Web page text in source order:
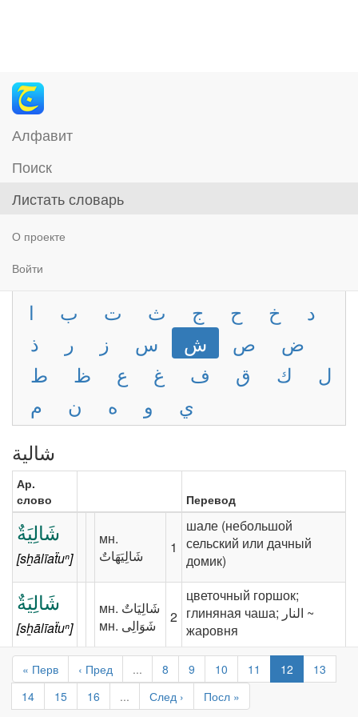
Алфавит
Поиск
Листать словарь
О проекте
Войти
ا ب ت ث ج ح خ
د
ذ
ر ز س ش ص
ض
ط
ظ ع غ ف ق ك
ل
م
ن ه و
ي
شالية
Ар.
слово
Перевод
شَالِيَةٌ
[sẖālīaẗuⁿ]
‪мн.‬
1
шале (небольшой
сельский или дачный
домик)
شَالِيَةٌ
[sẖālīaẗuⁿ]
‪мн.‬ ‫شَالِيَاتٌ‬
2
цветочный горшок;
глиняная чаша; ‎‫النار‬‎ ~
жаровня
« Перв ‹ Пред ... 8 9 10 11 12
13
14
15 16 ... След › Посл »